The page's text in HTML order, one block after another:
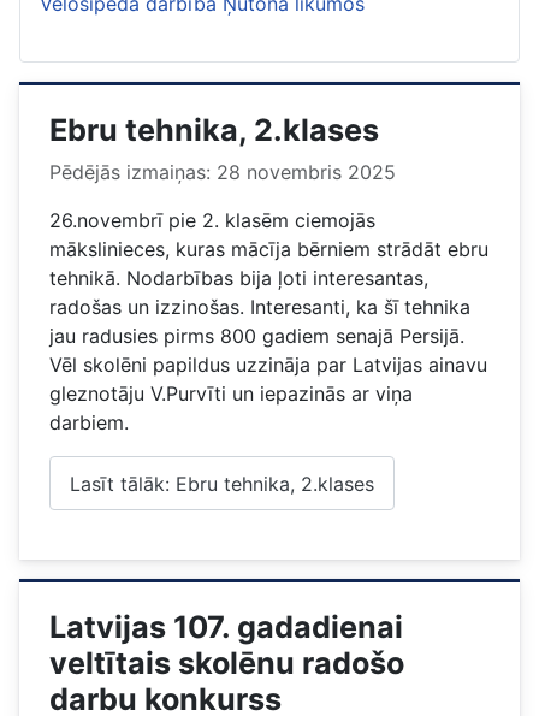
Ebru tehnika, 2.klases
Pēdējās izmaiņas: 28 novembris 2025
26.novembrī pie 2. klasēm ciemojās
mākslinieces, kuras mācīja bērniem strādāt ebru
tehnikā. Nodarbības bija ļoti interesantas,
radošas un izzinošas. Interesanti, ka šī tehnika
jau radusies pirms 800 gadiem senajā Persijā.
Vēl skolēni papildus uzzināja par Latvijas ainavu
gleznotāju V.Purvīti un iepazinās ar viņa
darbiem.
Lasīt tālāk: Ebru tehnika, 2.klases
Latvijas 107. gadadienai
veltītais skolēnu radošo
darbu konkurss